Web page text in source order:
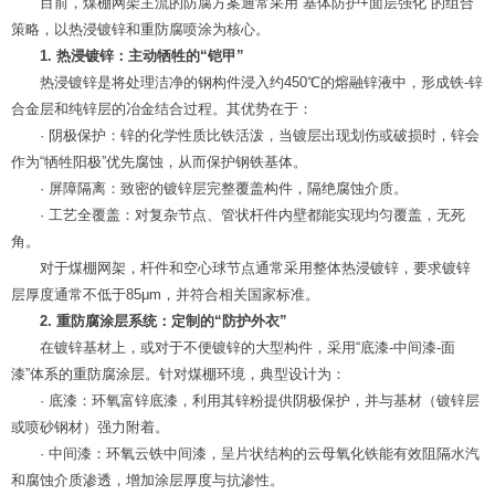
策略，以热浸镀锌和重防腐喷涂为核心。
1. 热浸镀锌：主动牺牲的“铠甲”
热浸镀锌是将处理洁净的钢构件浸入约450℃的熔融锌液中，形成铁-锌
合金层和纯锌层的冶金结合过程。其优势在于：
· 阴极保护：锌的化学性质比铁活泼，当镀层出现划伤或破损时，锌会
作为“牺牲阳极”优先腐蚀，从而保护钢铁基体。
· 屏障隔离：致密的镀锌层完整覆盖构件，隔绝腐蚀介质。
· 工艺全覆盖：对复杂节点、管状杆件内壁都能实现均匀覆盖，无死
角。
对于煤棚网架，杆件和空心球节点通常采用整体热浸镀锌，要求镀锌
层厚度通常不低于85μm，并符合相关国家标准。
2. 重防腐涂层系统：定制的“防护外衣”
在镀锌基材上，或对于不便镀锌的大型构件，采用“底漆-中间漆-面
漆”体系的重防腐涂层。针对煤棚环境，典型设计为：
· 底漆：环氧富锌底漆，利用其锌粉提供阴极保护，并与基材（镀锌层
或喷砂钢材）强力附着。
· 中间漆：环氧云铁中间漆，呈片状结构的云母氧化铁能有效阻隔水汽
和腐蚀介质渗透，增加涂层厚度与抗渗性。